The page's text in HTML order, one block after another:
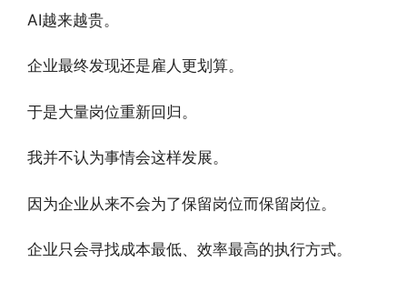
AI越来越贵。
企业最终发现还是雇人更划算。
于是大量岗位重新回归。
我并不认为事情会这样发展。
因为企业从来不会为了保留岗位而保留岗位。
企业只会寻找成本最低、效率最高的执行方式。